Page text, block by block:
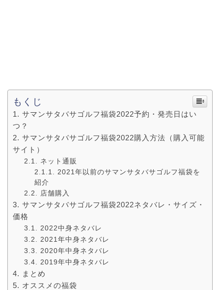
もくじ
サマンサタバサゴルフ福袋2022予約・発売日はい
つ？
サマンサタバサゴルフ福袋2022購入方法（購入可能
サイト）
ネット通販
2021年以前のサマンサタバサゴルフ福袋を
紹介
店舗購入
サマンサタバサゴルフ福袋2022ネタバレ・サイズ・
価格
2022中身ネタバレ
2021年中身ネタバレ
2020年中身ネタバレ
2019年中身ネタバレ
まとめ
オススメの福袋